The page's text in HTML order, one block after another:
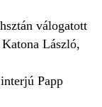
válogatott
László,
Papp